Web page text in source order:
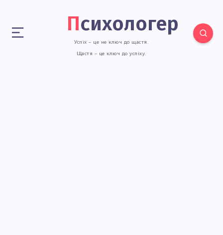
Психологер
Успіх – це не ключ до щастя.
Щастя – це ключ до успіху.